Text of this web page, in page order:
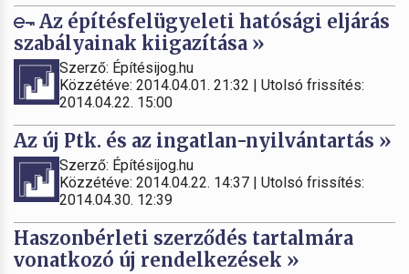
Az építésfelügyeleti hatósági eljárás
szabályainak kiigazítása »
Szerző: Építésijog.hu
Közzétéve: 2014.04.01. 21:32 | Utolsó frissítés:
2014.04.22. 15:00
Az új Ptk. és az ingatlan-nyilvántartás »
Szerző: Építésijog.hu
Közzétéve: 2014.04.22. 14:37 | Utolsó frissítés:
2014.04.30. 12:39
Haszonbérleti szerződés tartalmára
vonatkozó új rendelkezések »